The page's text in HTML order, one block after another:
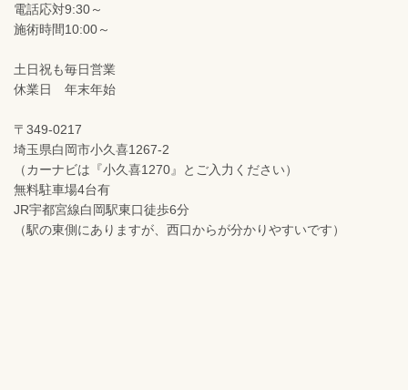
電話応対9:30～
施術時間10:00～
土日祝も毎日営業
休業日 年末年始
〒349-0217
埼玉県白岡市小久喜1267-2
（カーナビは『小久喜1270』とご入力ください）
無料駐車場4台有
JR宇都宮線白岡駅東口徒歩6分
（駅の東側にありますが、西口からが分かりやすいです）